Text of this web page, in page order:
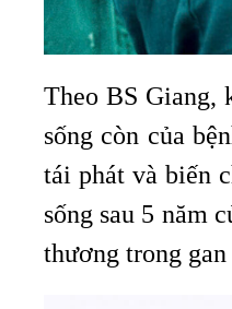
Theo BS Giang,
sống còn của
tái phát và biến
sống sau 5 năm
thương trong